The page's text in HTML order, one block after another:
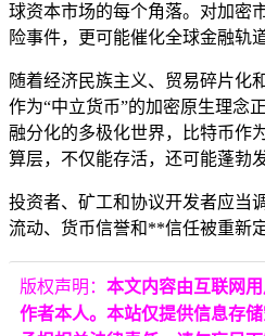
球资本市场的每个角落。对加密
险事件，更可能催化全球金融轨
随着经济民族主义、贸易碎片化
作为“中立货币”的加密原生理念
融分化的多极化世界，比特币作
算层，不仅能存活，还可能蓬勃发
投资者、矿工和协议开发者应当
流动、货币信誉和**信任被重新
版权声明： 本文内容由互联网
作者本人。本站仅提供信息存